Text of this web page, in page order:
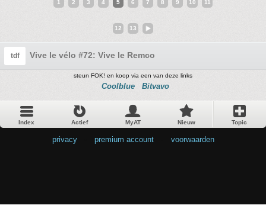
1 2 3 4 5 6 7 8 9 10 11
12 13
tdf Vive le vélo #72: Vive le Remco
steun FOK! en koop via een van deze links
Coolblue Bitvavo
Index Actief MyAT Nieuw Topic
privacy premium account voorwaarden